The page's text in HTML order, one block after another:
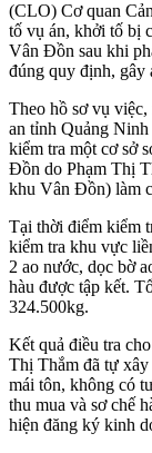
(CLO) Cơ quan
tố vụ án, khởi tố bị
Vân Đồn sau khi
đúng quy định, gây
Theo hồ sơ vụ
an tỉnh Quảng
kiểm tra một cơ sở
Đồn do Phạm Thị
khu Vân Đồn) làm
Tại thời điểm kiểm
kiểm tra khu vực
2 ao nước, dọc bờ
hàu được tập kết.
324.500kg.
Kết quả điều tra
Thị Thắm đã tự xây
mái tôn, không có
thu mua và sơ chế
hiện đăng ký kinh